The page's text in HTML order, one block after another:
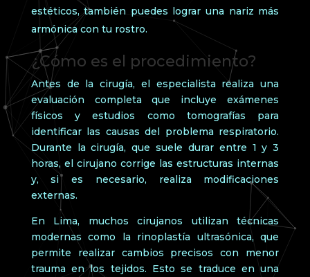
estéticos, también puedes lograr una nariz más
armónica con tu rostro.
¿Cómo es el procedimiento?
Antes de la cirugía, el especialista realiza una
evaluación completa que incluye exámenes
físicos y estudios como tomografías para
identificar las causas del problema respiratorio.
Durante la cirugía, que suele durar entre 1 y 3
horas, el cirujano corrige las estructuras internas
y, si es necesario, realiza modificaciones
externas.
En Lima, muchos cirujanos utilizan técnicas
modernas como la rinoplastía ultrasónica, que
permite realizar cambios precisos con menor
trauma en los tejidos. Esto se traduce en una